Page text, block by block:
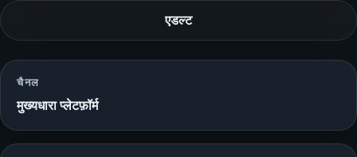
एडल्ट
चैनल
मुख्यधारा प्लेटफ़ॉर्म